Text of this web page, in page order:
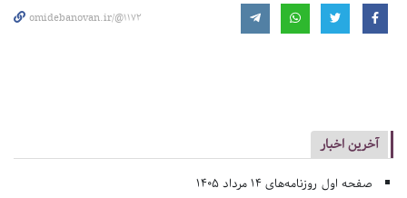
omidebanovan.ir/@1172
آخرین اخبار
صفحه اول روزنامه‌های 14 مرداد 1405